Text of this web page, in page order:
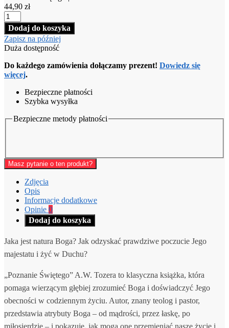
koszyka
44,90 zł
ilość
Poznanie
Świętego
|
Aiden
Tozer
Dodaj do koszyka
Zapisz na później
Duża dostępność
Do każdego zamówienia dołączamy prezent! Dowiedz się
więcej.
Bezpieczne płatności
Szybka wysyłka
Bezpieczne metody płatności
Masz pytanie o ten produkt?
Zdjęcia
Opis
Informacje dodatkowe
Opinie 0
Dodaj do koszyka
Jaka jest natura Boga? Jak odzyskać prawdziwe poczucie Jego
majestatu i żyć w Duchu?
„Poznanie Świętego” A.W. Tozera to klasyczna książka, która
pomaga wierzącym głębiej zrozumieć Boga i doświadczyć Jego
obecności w codziennym życiu. Autor, znany teolog i pastor,
przedstawia atrybuty Boga – od mądrości, przez łaskę, po
miłosierdzie – i pokazuje, jak mogą one przemieniać nasze życie i